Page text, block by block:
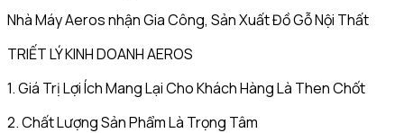
Nhà Máy Aeros nhận Gia Công, Sản Xuất Đồ Gỗ Nội Thất
TRIẾT LÝ KINH DOANH AEROS
1. Giá Trị Lợi Ích Mang Lại Cho Khách Hàng Là Then Chốt
2. Chất Lượng Sản Phẩm Là Trọng Tâm